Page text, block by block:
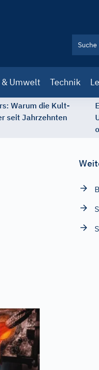
Umwelt Technik
Warum die Kult-
seit Jahrzehnten